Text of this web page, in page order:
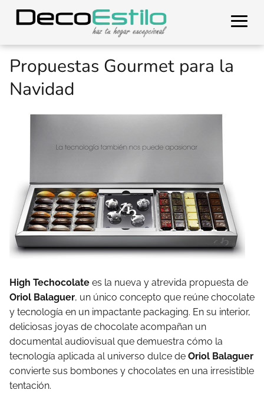
Propuestas Gourmet para la
Navidad
High Techocolate es la nueva y atrevida propuesta de
Oriol Balaguer, un único concepto que reúne chocolate
y tecnología en un impactante packaging. En su interior,
deliciosas joyas de chocolate acompañan un
documental audiovisual que demuestra cómo la
tecnología aplicada al universo dulce de Oriol Balaguer
convierte sus bombones y chocolates en una irresistible
tentación.